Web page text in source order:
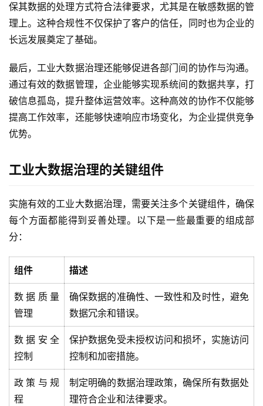
保其数据的处理方式符合法律要求，尤其是在敏感数据的管
理上。这种合规性不仅保护了客户的信任，同时也为企业的
长远发展奠定了基础。
最后，工业大数据治理还能够促进各部门间的协作与沟通。
通过有效的数据管理，企业能够实现系统间的数据共享，打
破信息孤岛，提升整体运营效率。这种高效的协作不仅能够
提高工作效率，还能够快速响应市场变化，为企业提供竞争
优势。
工业大数据治理的关键组件
实施有效的工业大数据治理，需要关注多个关键组件，确保
每个方面都能得到妥善处理。以下是一些最重要的组成部
分：
组件 描述
数据质量
管理
确保数据的准确性、一致性和及时性，避免
数据冗余和错误。
数据安全
控制
保护数据免受未授权访问和损坏，实施访问
控制和加密措施。
政策与规
程
制定明确的数据治理政策，确保所有数据处
理符合企业和法律要求。